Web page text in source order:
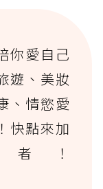
你愛自己
遊、美妝
、情慾愛
快點來加
！